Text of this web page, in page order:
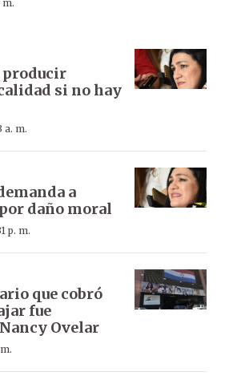
m.
producir
si no hay
a. m.
a
daño moral
p. m.
que cobró
fue
Ovelar